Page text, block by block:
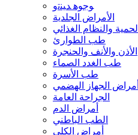
ﻮﺟﻮﻫ ﺪﻴﻨﺗﻭ
الأمراض الجلدية
الحمية والنظام الغذائي
طب الطوارئ
الأذن والأنف والحنجرة
طب الغدد الصماء
طب الأسرة
أمراض الجهاز الهضمي
الجراحة العامة
أمراض الدم
الطب الباطني
أمراض الكلى